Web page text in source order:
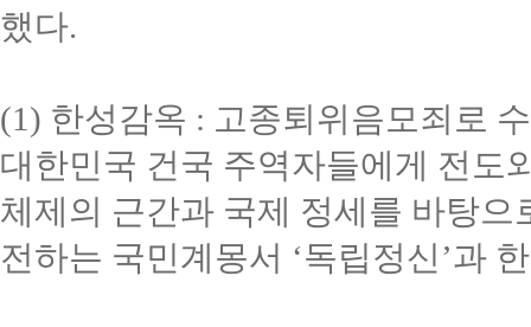
했다.
(1) 한성감옥 : 고종퇴위음모죄로
대한민국 건국 주역자들에게 전도
체제의 근간과 국제 정세를 바탕
전하는 국민계몽서 ‘독립정신’과